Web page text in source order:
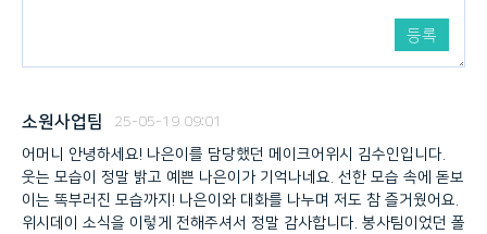
등록
소원사업팀
25-05-19 09:01
어머니 안녕하세요! 나은이를 담당했던 메이크어위시 김수인입니다.
웃는 모습이 정말 밝고 예쁜 나은이가 기억나네요. 선한 모습 속에 돋보
이는 똑부러진 모습까지! 나은이와 대화를 나누며 저도 참 즐거웠어요.
위시데이 소식을 이렇게 전해주셔서 정말 감사합니다. 봉사팀이었던 폴